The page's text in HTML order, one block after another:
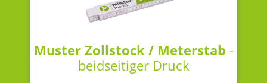
Muster Zollstock / Meterstab -
beidseitiger Druck